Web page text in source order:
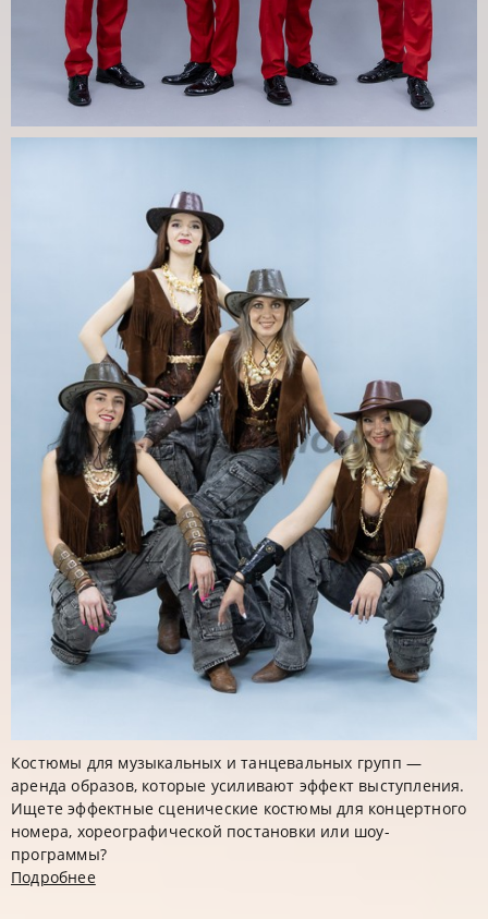
Костюмы для музыкальных и танцевальных групп —
аренда образов, которые усиливают эффект выступления.
Ищете эффектные сценические костюмы для концертного
номера, хореографической постановки или шоу-
программы?
Подробнее